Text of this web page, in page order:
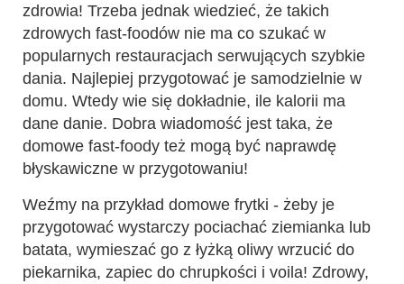
zdrowia! Trzeba jednak wiedzieć, że takich
zdrowych fast-foodów nie ma co szukać w
popularnych restauracjach serwujących szybkie
dania. Najlepiej przygotować je samodzielnie w
domu. Wtedy wie się dokładnie, ile kalorii ma
dane danie. Dobra wiadomość jest taka, że
domowe fast-foody też mogą być naprawdę
błyskawiczne w przygotowaniu!
Weźmy na przykład domowe frytki - żeby je
przygotować wystarczy pociachać ziemianka lub
batata, wymieszać go z łyżką oliwy wrzucić do
piekarnika, zapiec do chrupkości i voila! Zdrowy,